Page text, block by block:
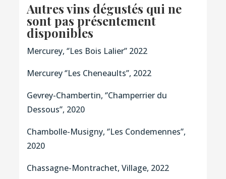
Autres vins dégustés qui ne
sont pas présentement
disponibles
Mercurey, ‘’Les Bois Lalier’’ 2022
Mercurey ‘’Les Cheneaults’’, 2022
Gevrey-Chambertin, ‘’Champerrier du
Dessous’’, 2020
Chambolle-Musigny, ‘’Les Condemennes’’,
2020
Chassagne-Montrachet, Village, 2022